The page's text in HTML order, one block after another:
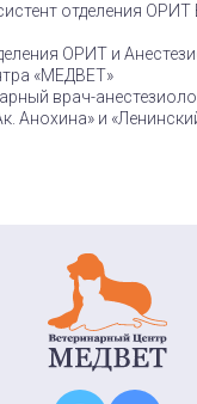
отделения ОРИТ
ОРИТ и
«МЕДВЕТ»
врач-
Анохина» и